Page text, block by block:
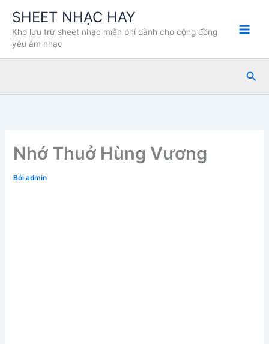
dung
SHEET NHẠC HAY
Kho lưu trữ sheet nhạc miễn phí dành cho cộng đồng
yêu âm nhạc
Tìm
Nhớ Thuở Hùng Vương
Bởiadmin